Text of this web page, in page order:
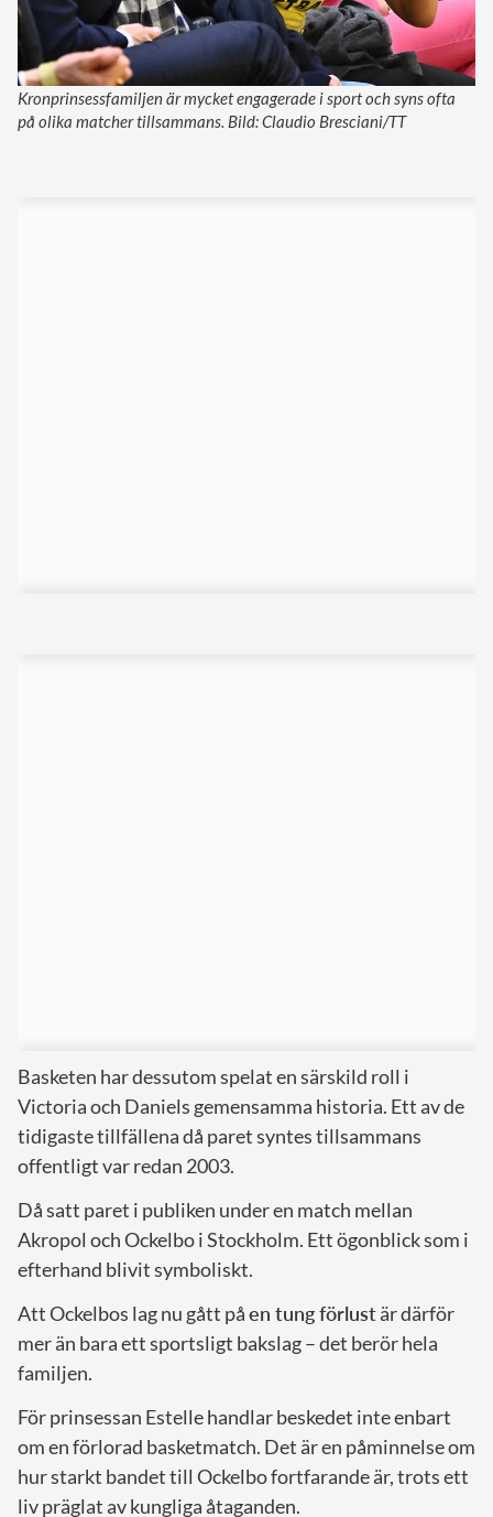
Kronprinsessfamiljen är mycket engagerade i sport och syns ofta
på olika matcher tillsammans. Bild: Claudio Bresciani/TT
Basketen har dessutom spelat en särskild roll i
Victoria och Daniels gemensamma historia. Ett av de
tidigaste tillfällena då paret syntes tillsammans
offentligt var redan 2003.
Då satt paret i publiken under en match mellan
Akropol och Ockelbo i Stockholm. Ett ögonblick som i
efterhand blivit symboliskt.
Att Ockelbos lag nu gått påen tung förlustär därför
mer än bara ett sportsligt bakslag – det berör hela
familjen.
För prinsessan Estelle handlar beskedet inte enbart
om en förlorad basketmatch. Det är en påminnelse om
hur starkt bandet till Ockelbo fortfarande är, trots ett
liv präglat av kungliga åtaganden.